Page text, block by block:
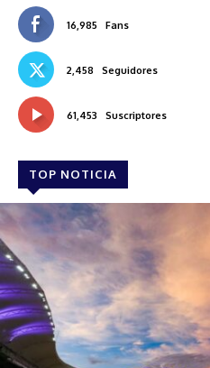
16,985 Fans
2,458 Seguidores
61,453 Suscriptores
TOP NOTICIA